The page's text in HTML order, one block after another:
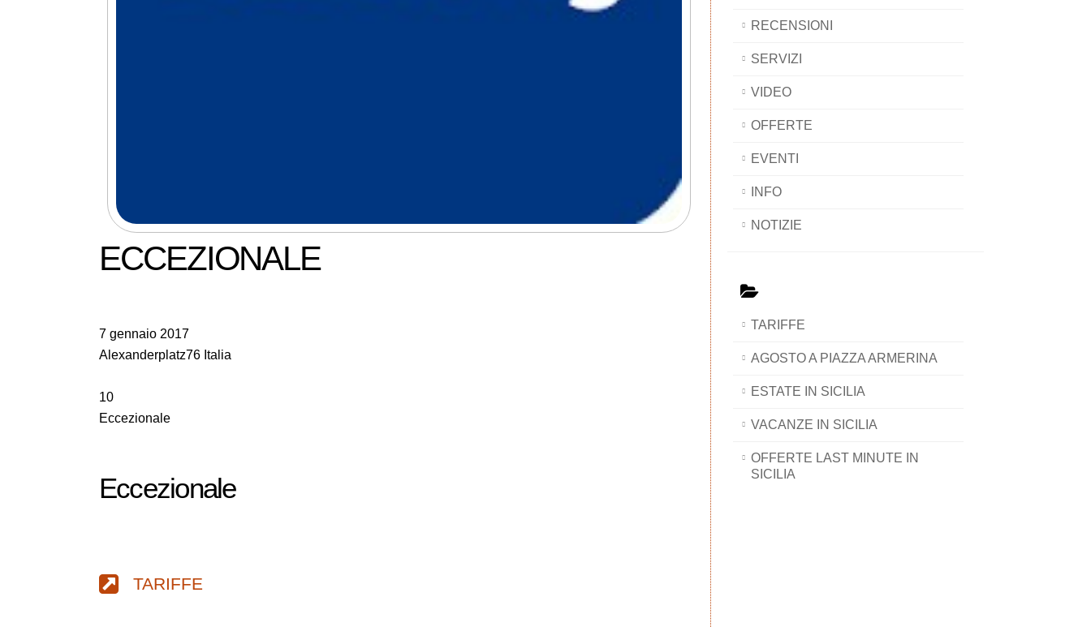
ECCEZIONALE
7 gennaio 2017
Alexanderplatz76 Italia
10
Eccezionale
Eccezionale
TARIFFE
RECENSIONI
SERVIZI
VIDEO
OFFERTE
EVENTI
INFO
NOTIZIE
TARIFFE
AGOSTO A PIAZZA ARMERINA
ESTATE IN SICILIA
VACANZE IN SICILIA
OFFERTE LAST MINUTE IN
SICILIA